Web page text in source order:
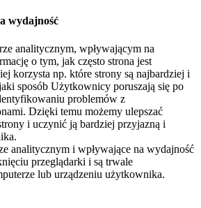
wydajność
analitycznym, wpływającym na
o tym, jak często strona jest
korzysta np. które strony są najbardziej i
sposób Użytkownicy poruszają się po
problemów z
Dzięki temu możemy ulepszać
i uczynić ją bardziej przyjazną i
analitycznym i wpływające na wydajność
przeglądarki i są trwale
lub urządzeniu użytkownika.